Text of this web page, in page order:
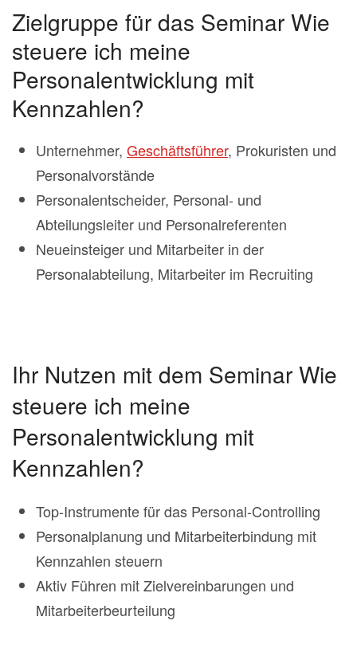
Zielgruppe für das Seminar Wie
steuere ich meine
Personalentwicklung mit
Kennzahlen?
Unternehmer, Geschäftsführer, Prokuristen und
Personalvorstände
Personalentscheider, Personal- und
Abteilungsleiter und Personalreferenten
Neueinsteiger und Mitarbeiter in der
Personalabteilung, Mitarbeiter im Recruiting
Ihr Nutzen mit dem Seminar Wie
steuere ich meine
Personalentwicklung mit
Kennzahlen?
Top-Instrumente für das Personal-Controlling
Personalplanung und Mitarbeiterbindung mit
Kennzahlen steuern
Aktiv Führen mit Zielvereinbarungen und
Mitarbeiterbeurteilung